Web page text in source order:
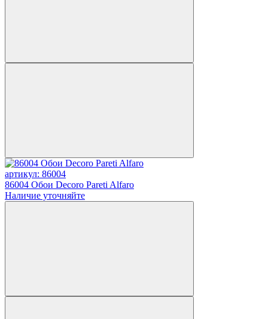
артикул: 86004
86004 Обои Decoro Pareti Alfaro
Наличие уточняйте